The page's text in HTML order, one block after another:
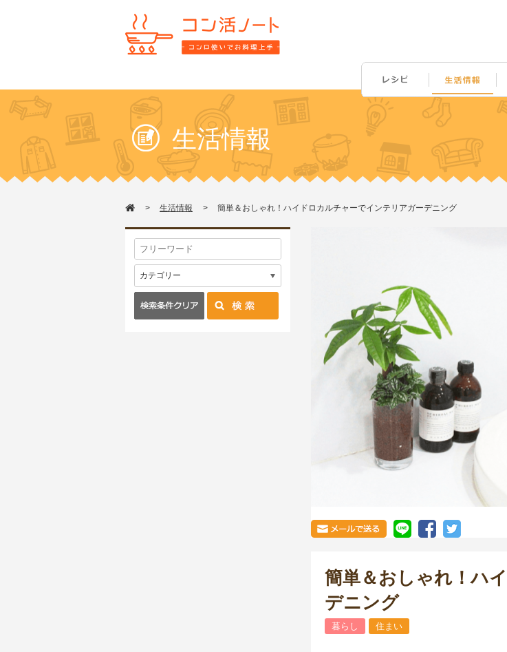
生活情報
生活情報 簡単＆おしゃれ！ハイドロカルチャーでインテリアガーデニング
簡単＆おしゃれ！ハ
デニング
暮らし 住まい